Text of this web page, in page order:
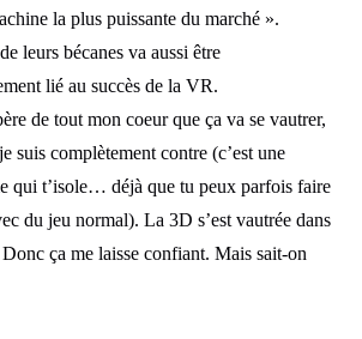
la plus puissante du marché ».
leurs bécanes va aussi être
lié au succès de la VR.
de tout mon coeur que ça va se vautrer,
suis complètement contre (c’est une
qui t’isole… déjà que tu peux parfois faire
du jeu normal). La 3D s’est vautrée dans
ça me laisse confiant. Mais sait-on